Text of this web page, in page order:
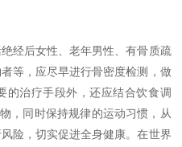
经后女性、老年男性、有骨质疏
等，应尽早进行骨密度检测，做
的治疗手段外，还应结合饮食调
，同时保持规律的运动习惯，从
险，切实促进全身健康。在世界